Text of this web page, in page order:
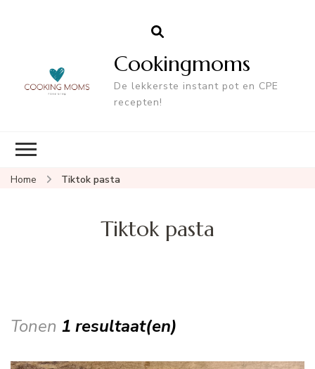
Cookingmoms
De lekkerste instant pot en CPE
recepten!
Home Tiktok pasta
Tiktok pasta
Tonen 1 resultaat(en)